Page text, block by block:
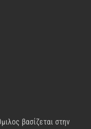
βασίζεται στην